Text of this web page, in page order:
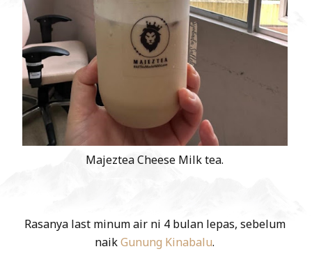
Majeztea Cheese Milk tea.
Rasanya last minum air ni 4 bulan lepas, sebelum
naikGunung Kinabalu.